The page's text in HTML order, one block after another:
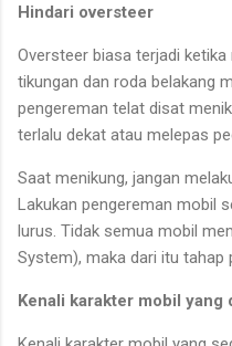
Hindari oversteer
Oversteer biasa terjadi
tikungan dan roda belakang
pengereman telat disat
terlalu dekat atau melepas
Saat menikung, jangan
Lakukan pengereman mobil
lurus. Tidak semua mobil
System), maka dari itu tahap
Kenali karakter mobil yang